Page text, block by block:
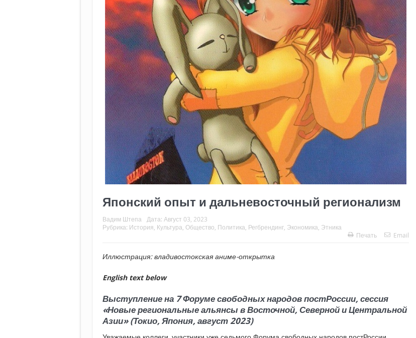
Японский опыт и дальневосточный регионализм
Вадим Штепа Дата: Август 03, 2023
Рубрика: История Культура Общество Политика Регбрендинг Экономика Этника
Печать
Email
Иллюстрация: владивостокская аниме-открытка
English text below
Выступление на 7 Форуме свободных народов постРоссии, сессия
«Новые региональные альянсы в Восточной, Северной и Центральной
Азии» (Токио, Япония, август 2023)